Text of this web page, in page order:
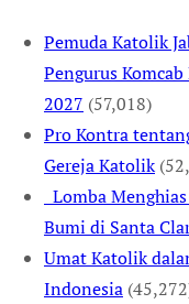
Pemuda Katolik
Pengurus
2027 (57,018)
Pro Kontra
Gereja Katolik
Lomba
Bumi di Santa
Umat Katolik
Indonesia